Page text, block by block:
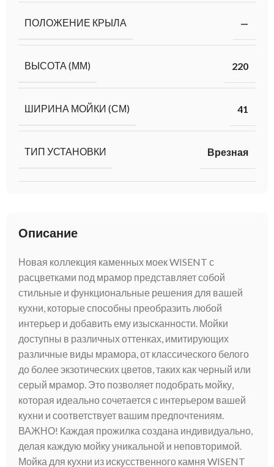
Описание
Новая коллекция каменных моек WISENT с
расцветками под мрамор представляет собой
стильные и функциональные решения для вашей
кухни, которые способны преобразить любой
интерьер и добавить ему изысканности. Мойки
доступны в различных оттенках, имитирующих
различные виды мрамора, от классического белого
до более экзотических цветов, таких как черный или
серый мрамор. Это позволяет подобрать мойку,
которая идеально сочетается с интерьером вашей
кухни и соответствует вашим предпочтениям.
ВАЖНО! Каждая прожилка создана индивидуально,
делая каждую мойку уникальной и неповторимой.
Мойка для кухни из искусственного камня WISENT
ПОЛОЖЕНИЕ КРЫЛА —
ВЫСОТА (ММ) 220
ШИРИНА МОЙКИ (СМ) 41
ТИП УСТАНОВКИ Врезная